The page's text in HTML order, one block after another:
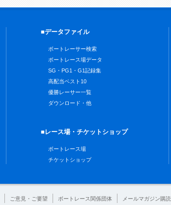
■データファイル
ボートレーサー検索
ボートレース場データ
SG・PG1・G1記録集
高配当ベスト10
優勝レーサー一覧
ダウンロード・他
■レース場・チケットショップ
ボートレース場
チケットショップ
ご意見・ご要望 ボートレース関係団体 メールマガジン購読